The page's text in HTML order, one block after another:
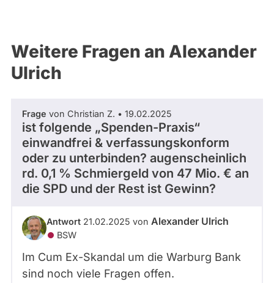
Weitere Fragen an Alexander
Ulrich
Frage von Christian Z. • 19.02.2025
ist folgende „Spenden-Praxis“
einwandfrei & verfassungskonform
oder zu unterbinden? augenscheinlich
rd. 0,1 % Schmiergeld von 47 Mio. € an
die SPD und der Rest ist Gewinn?
Antwort 21.02.2025 von Alexander Ulrich
BSW
Im Cum Ex-Skandal um die Warburg Bank
sind noch viele Fragen offen.